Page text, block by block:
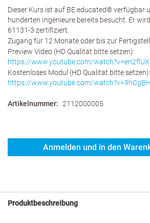
Dieser Kurs ist auf BE.educated® verfügbar
hunderten Ingenieure bereits besucht. Er
61131-3 zertifiziert.
Zugang für 12 Monate oder bis zur
Preview Video (HD Qualität bitte setzen):
https://www.youtube.com/
Kostenloses Modul (HD Qualität bitte setzen):
https://www.youtube.com/
Artikelnummer 2112000005
Anmelden und in den
Produktbeschreibung